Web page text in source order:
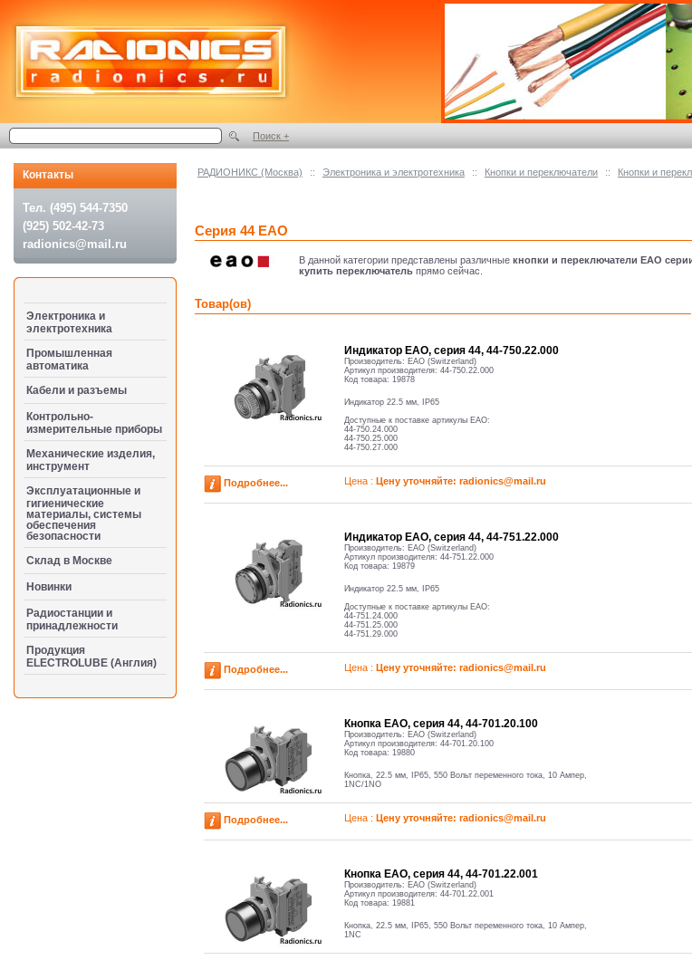
РАДИОНИКС (Москва) :: Электроника и электротехника :: Кнопки и переключатели :: Кнопки и
Серия 44 ЕАО
В данной категории представлены различные кнопки и переключатели EAO
купить переключатель прямо сейчас.
Товар(ов)
Индикатор ЕАО, серия 44, 44-750.22.000
Производитель: EAO (Switzerland)
Артикул производителя: 44-750.22.000
Код товара: 19878
Индикатор 22.5 мм, IP65
Доступные к поставке артикулы EAO:
44-750.24.000
44-750.25.000
44-750.27.000
Подробнее... Цена : Цену уточняйте: radioniсs@mail.ru
Индикатор ЕАО, серия 44, 44-751.22.000
Производитель: EAO (Switzerland)
Артикул производителя: 44-751.22.000
Код товара: 19879
Индикатор 22.5 мм, IP65
Доступные к поставке артикулы EAO:
44-751.24.000
44-751.25.000
44-751.29.000
Подробнее... Цена : Цену уточняйте: radioniсs@mail.ru
Кнопка ЕАО, серия 44, 44-701.20.100
Производитель: EAO (Switzerland)
Артикул производителя: 44-701.20.100
Код товара: 19880
Кнопка, 22.5 мм, IP65, 550 Вольт переменного тока, 10 Ампер,
1NC/1NO
Подробнее... Цена : Цену уточняйте: radioniсs@mail.ru
Кнопка ЕАО, серия 44, 44-701.22.001
Производитель: EAO (Switzerland)
Артикул производителя: 44-701.22.001
Код товара: 19881
Кнопка, 22.5 мм, IP65, 550 Вольт переменного тока, 10 Ампер,
1NC
Контакты
Тел. (495) 544-7350
(925) 502-42-73
radionics@mail.ru
Электроника и
электротехника
Промышленная
автоматика
Кабели и разъемы
Контрольно-
измерительные приборы
Механические изделия,
инструмент
Эксплуатационные и
гигиенические
материалы, системы
обеспечения
безопасности
Cклад в Москве
Новинки
Радиостанции и
принадлежности
Продукция
ELECTROLUBE (Англия)
Поиск +